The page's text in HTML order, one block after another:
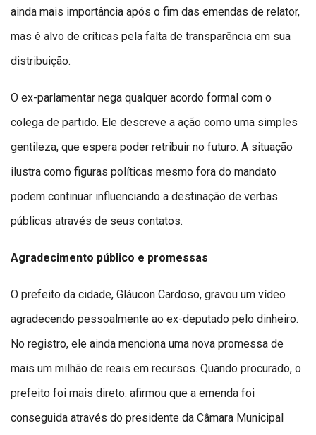
ainda mais importância após o fim das emendas de relator,
mas é alvo de críticas pela falta de transparência em sua
distribuição.
O ex-parlamentar nega qualquer acordo formal com o
colega de partido. Ele descreve a ação como uma simples
gentileza, que espera poder retribuir no futuro. A situação
ilustra como figuras políticas mesmo fora do mandato
podem continuar influenciando a destinação de verbas
públicas através de seus contatos.
Agradecimento público e promessas
O prefeito da cidade, Gláucon Cardoso, gravou um vídeo
agradecendo pessoalmente ao ex-deputado pelo dinheiro.
No registro, ele ainda menciona uma nova promessa de
mais um milhão de reais em recursos. Quando procurado, o
prefeito foi mais direto: afirmou que a emenda foi
conseguida através do presidente da Câmara Municipal